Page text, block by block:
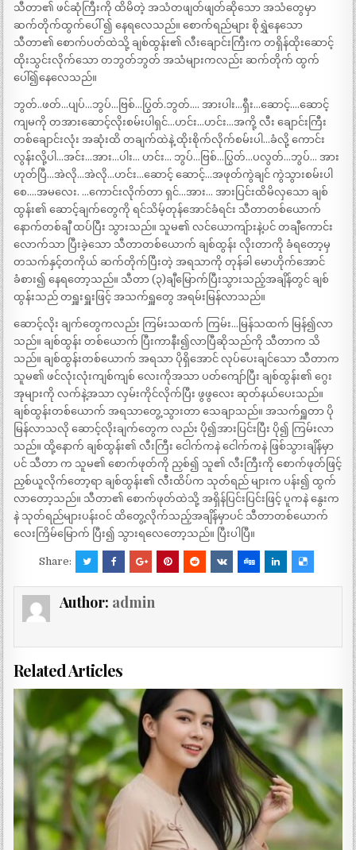
သီတာ၏ ဖင်ဆုံကြီးကို ထိမိတဲ့ အသံတဖျတ်ဖျတ်ဆိုသော အသံတွေမှာ
ဆက်တိုက်ထွက်ပေါ် ၍ နေရလေသည်။ စောက်ရည်များ စိုရွှဲနေသော
သီတာ၏ စောက်ပတ်ထဲသို့ ချစ်ထွန်း၏ လီးချောင်းကြီးက တရှိန်ထိုးဆောင့်
ထိုးသွင်းလိုက်သော တဘွတ်ဘွတ် အသံများကလည်း ဆက်တိုက် ထွက်
ပေါ်၍နေလေသည်။
ဘွတ်..ဖတ်…ပျပ်…ဘွပ်…ဗြစ်…ပြွတ်.ဘွတ်…. အားပါး…ရှီး…ဆောင့်….ဆောင့်
ကျမကို တအားဆောင့်လိုးစမ်းပါရှင်…ဟင်း…ဟင်း…အကို့ လီး ချောင်းကြီး
တစ်ချောင်းလုံး အဆုံးထိ တချက်ထဲနဲ့ ထိုးစိုက်လိုက်စမ်းပါ…ခံလို့ ကောင်း
လွန်းလို့ပါ…အင်း…အား…ပါး… ဟင်း… ဘွပ်…ဗြစ်…ပြွတ်…ပလွတ်…ဘွပ်… အား
ဟုတ်ပြီ…အဲလို…အဲလို…ဟင်း…ဆောင့် ဆောင့်…အဖုတ်ကွဲချင် ကွဲသွားစမ်းပါ
စေ….အမလေး. …ကောင်းလိုက်တာ ရှင်…အား… အားပြင်းထိမိလှသော ချစ်
ထွန်း၏ ဆောင့်ချက်တွေကို ရင်သိမ့်တုန်အောင်ခံရင်း သီတာတစ်ယောက်
နောက်တစ်ချီ ထပ်ပြီး သွားသည်။ သူမ၏ လင်ယောကျ်ားနဲ့ပင် တချီကောင်း
လောက်သာ ပြီးခဲ့သော သီတာတစ်ယောက် ချစ်ထွန်း လိုးတာကို ခံရတော့မှ
တသက်နှင့်တကိုယ် ဆက်တိုက်ပြီးတဲ့ အရသာကို တုန်ခါ မောဟိုက်အောင်
ခံစား၍ နေရတော့သည်။ သီတာ (၃)ချီမြောက်ပြီးသွားသည့်အချိန်တွင် ချစ်
ထွန်းသည် တရှူးရှူးဖြင့် အသက်ရှူတွေ အရမ်းမြန်လာသည်။
ဆောင့်လိုး ချက်တွေကလည်း ကြမ်းသထက် ကြမ်း…မြန်သထက် မြန်၍လာ
သည်။ ချစ်ထွန်း တစ်ယောက် ပြီးကာနီး၍လာပြီဆိုသည်ကို သီတာက သိ
သည်။ ချစ်ထွန်းတစ်ယောက် အရသာ ပိုရှိအောင် လုပ်ပေးချင်သော သီတာက
သူမ၏ ဖင်လုံးလုံးကျစ်ကျစ် လေးကိုအသာ ပတ်ကျော်ပြီး ချစ်ထွန်း၏ ဂွေး
အုများကို လက်နဲ့အသာ လှမ်းကိုင်လိုက်ပြီး ဖွဖွလေး ဆုတ်နယ်ပေးသည်။
ချစ်ထွန်းတစ်ယောက် အရသာတွေ့သွားတာ သေချာသည်။ အသက်ရှူတာ ပို
မြန်လာသလို ဆောင့်လိုးချက်တွေက လည်း ပို၍အားပြင်းပြီး ပို၍ ကြမ်းလာ
သည်။ ထို့နောက် ချစ်ထွန်း၏ လီးကြီး ငေါက်ကနဲ ငေါက်ကနဲ ဖြစ်သွားချိန်မှာ
ပင် သီတာ က သူမ၏ စောက်ဖုတ်ကို ညှစ်၍ သူ၏ လီးကြီးကို စောက်ဖုတ်ဖြင့်
ညှစ်ယူလိုက်တော့ရာ ချစ်ထွန်း၏ လီးထိပ်က သုတ်ရည် များက ပန်း၍ ထွက်
လာတော့သည်။ သီတာ၏ စောက်ဖုတ်ထဲသို့ အရှိန်ပြင်းပြင်းဖြင့် ပူကနဲ နွေးက
နဲ သုတ်ရည်များပန်းဝင် ထိတွေ့လိုက်သည့်အချိန်မှာပင် သီတာတစ်ယောက်
လေးကြိမ်မြောက် ပြီး၍ သွားရလေတော့သည်။ ပြီးပါပြီ။
Share:
Author: admin
Related Articles